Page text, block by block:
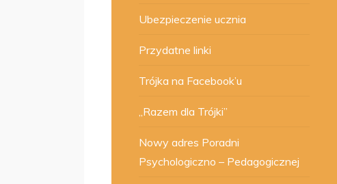
Ubezpieczenie ucznia
Przydatne linki
Trójka na Facebook’u
„Razem dla Trójki”
Nowy adres Poradni
Psychologiczno – Pedagogicznej